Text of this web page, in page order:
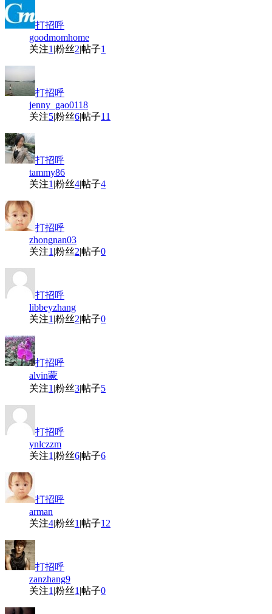
打招呼
goodmomhome
关注1 |粉丝2|帖子1
打招呼
jenny_gao0118
关注5|粉丝6|帖子11
打招呼
tammy86
关注1 |粉丝4|帖子4
打招呼
zhongnan03
关注1 |粉丝2|帖子0
打招呼
libbeyzhang
关注1 |粉丝2|帖子0
打招呼
alvin蒙
关注1 |粉丝3|帖子5
打招呼
ynlczzm
关注1 |粉丝6|帖子6
打招呼
arman
关注4|粉丝1 |帖子12
打招呼
zanzhang9
关注1 |粉丝1 |帖子0